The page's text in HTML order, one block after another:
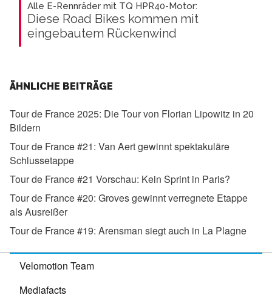
Alle E-Rennräder mit TQ HPR40-Motor:
Diese Road Bikes kommen mit
eingebautem Rückenwind
ÄHNLICHE BEITRÄGE
Tour de France 2025: Die Tour von Florian Lipowitz in 20
Bildern
Tour de France #21: Van Aert gewinnt spektakuläre
Schlussetappe
Tour de France #21 Vorschau: Kein Sprint in Paris?
Tour de France #20: Groves gewinnt verregnete Etappe
als Ausreißer
Tour de France #19: Arensman siegt auch in La Plagne
Velomotion Team
Mediafacts